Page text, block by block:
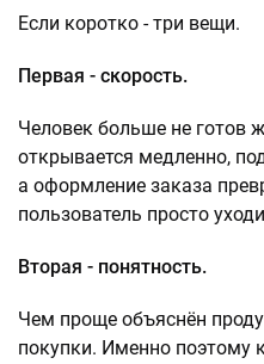
Если коротко - три вещи.
Первая - скорость.
Человек больше не готов
открывается медленно,
а оформление заказа
пользователь просто
Вторая - понятность.
Чем проще объяснён
покупки. Именно поэтому